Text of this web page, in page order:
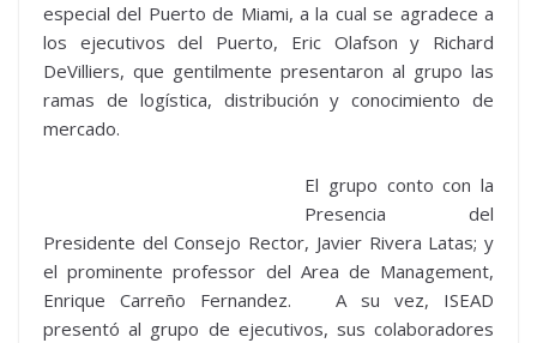
especial del Puerto de Miami, a la cual se agradece a
los ejecutivos del Puerto, Eric Olafson y Richard
DeVilliers, que gentilmente presentaron al grupo las
ramas de logística, distribución y conocimiento de
mercado.
El grupo conto con la
Presencia del
Presidente del Consejo Rector, Javier Rivera Latas; y
el prominente professor del Area de Management,
Enrique Carreño Fernandez. A su vez, ISEAD
presentó al grupo de ejecutivos, sus colaboradores